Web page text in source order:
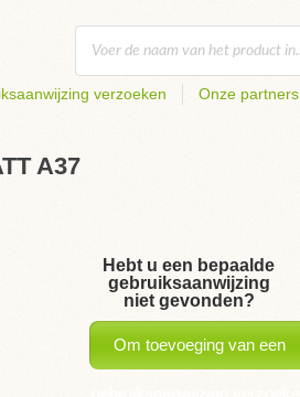
verzoeken Onze partners
A37
Hebt u een bepaalde
gebruiksaanwijzing
niet gevonden?
Om toevoeging van een